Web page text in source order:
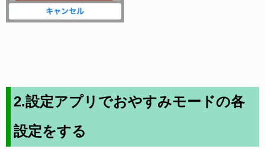
2.設定アプリでおやすみモードの各
設定をする